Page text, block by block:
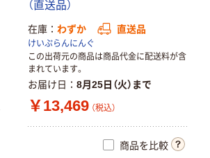
（直送品）
在庫 わずか 直送品
けいぷらんにんぐ
この出荷元の商品は商品代金に配送料が含
まれています。
お届け日 8月25日（火）まで
￥13,469 （税込）
商品を比較